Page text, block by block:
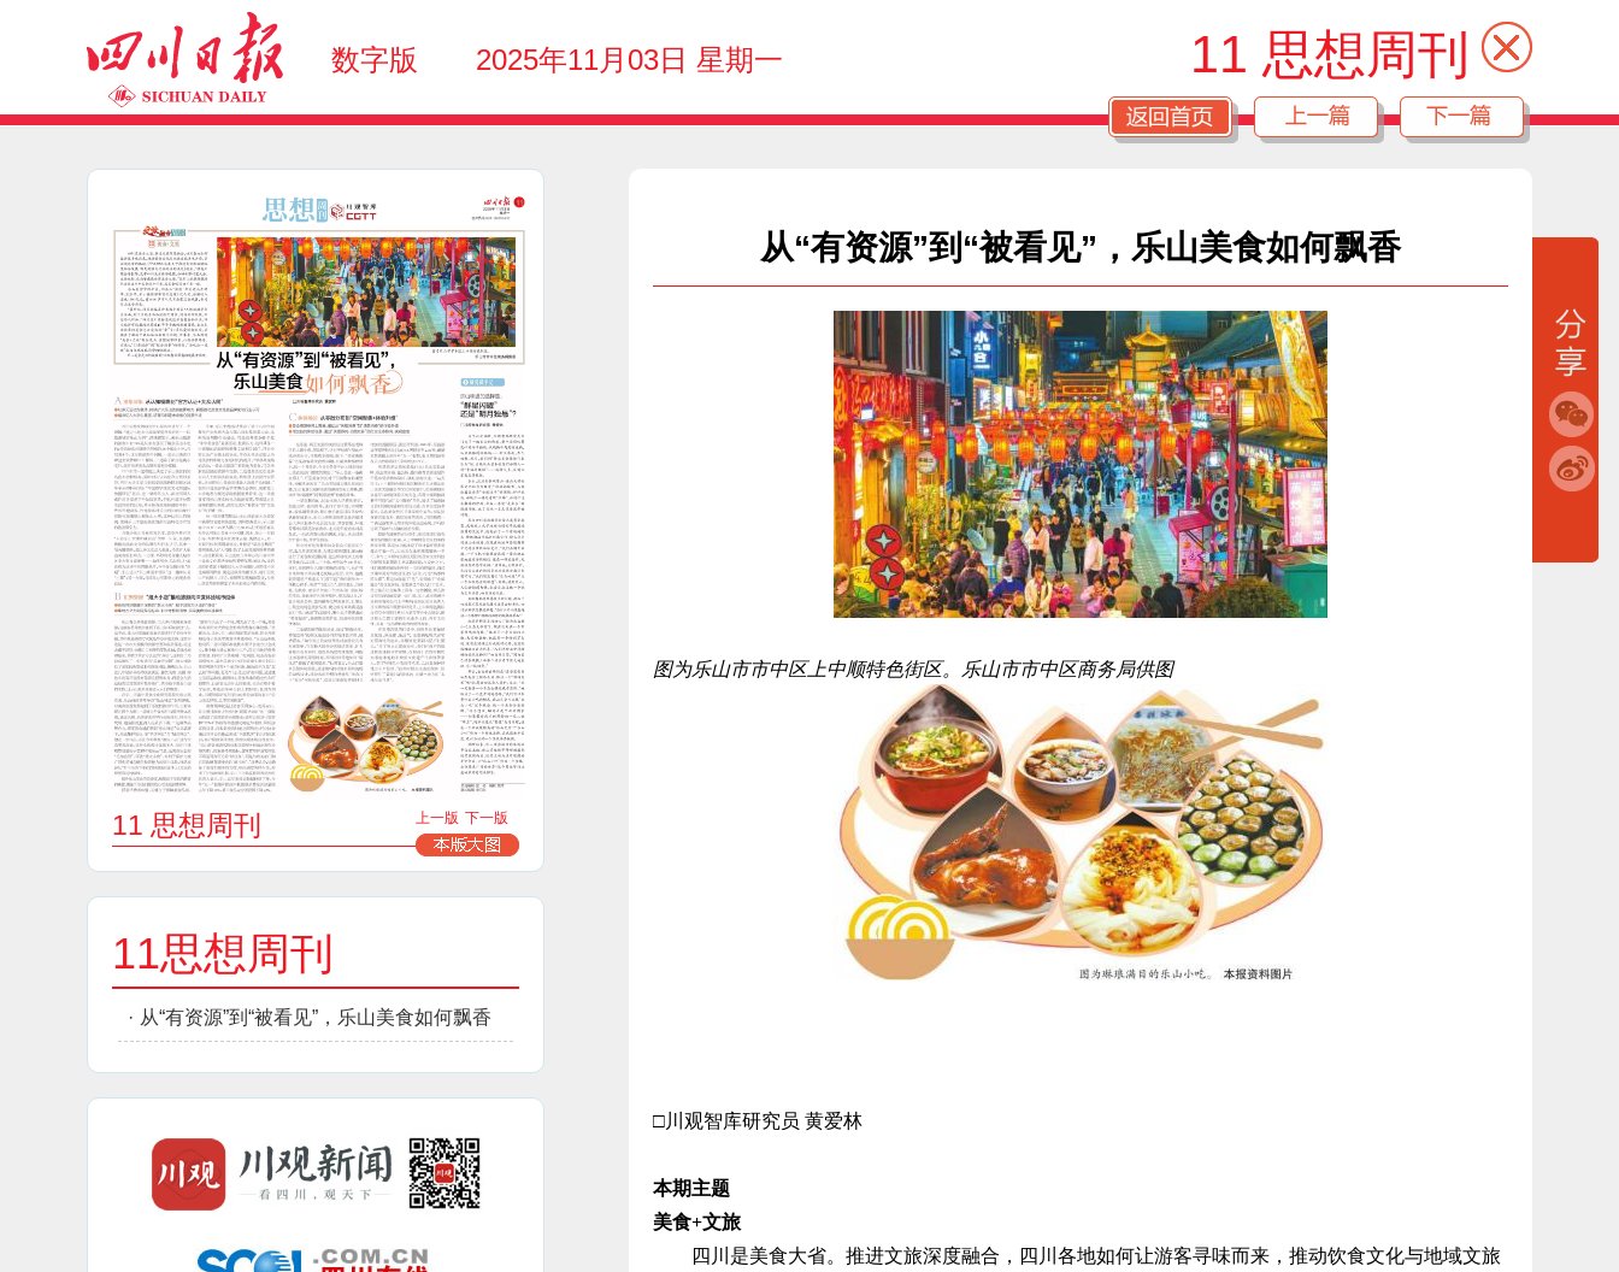
数字版 2025年11月03日 星期一 11 思想周刊
11 思想周刊 上一版 下一版
11思想周刊
· 从“有资源”到“被看见”，乐山美食如何飘香
从“有资源”到“被看见”，乐山美食如何飘香
图为乐山市市中区上中顺特色街区。乐山市市中区商务局供图
□川观智库研究员 黄爱林
本期主题
美食+文旅
四川是美食大省。推进文旅深度融合，四川各地如何让游客寻味而来，推动饮食文化与地域文旅